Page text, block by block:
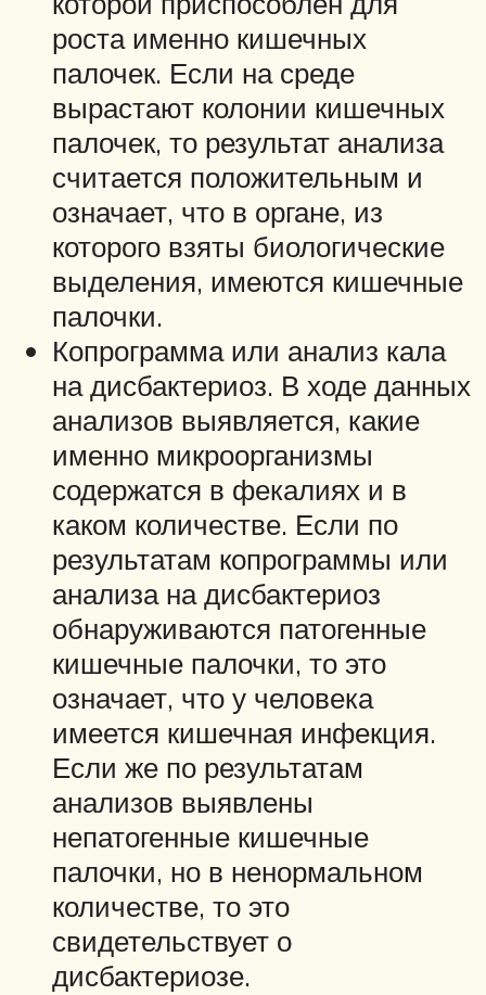
роста именно кишечных
палочек. Если на среде
вырастают колонии кишечных
палочек, то результат анализа
считается положительным и
означает, что в органе, из
которого взяты биологические
выделения, имеются кишечные
палочки.
Копрограмма или анализ кала
на дисбактериоз. В ходе данных
анализов выявляется, какие
именно микроорганизмы
содержатся в фекалиях и в
каком количестве. Если по
результатам копрограммы или
анализа на дисбактериоз
обнаруживаются патогенные
кишечные палочки, то это
означает, что у человека
имеется кишечная инфекция.
Если же по результатам
анализов выявлены
непатогенные кишечные
палочки, но в ненормальном
количестве, то это
свидетельствует о
дисбактериозе.